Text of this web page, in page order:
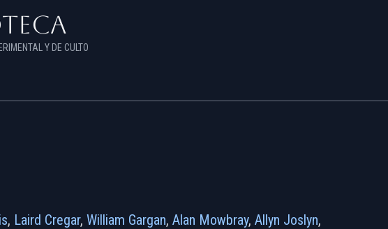
Y DE CULTO
, Laird Cregar, William Gargan, Alan Mowbray, Allyn Joslyn,